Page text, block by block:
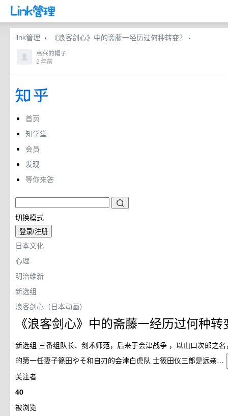
link管理 › 《浪客剑心》中的斋藤一经历过何种转变？ -
高兴的帽子
2 年前
首页
知学堂
会员
发现
等你来答
切换模式
登录/注册
日本文化
心理
明治维新
新选组
浪客剑心（日本动画）
《浪客剑心》中的斋藤一经历过何种转
新选组 三番组队长、剑术师范，后来于会津战争 ，以山口次郎之
的第一任妻子篠田やそ和自刃的会津白虎队 士筱田仪三郎是远亲…
关注者
40
被浏览